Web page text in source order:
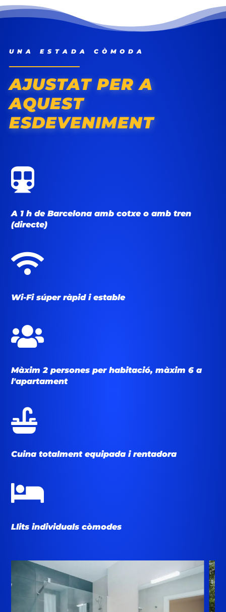
UNA ESTADA CÒMODA
AJUSTAT PER A
AQUEST
ESDEVENIMENT

A 1 h de Barcelona amb cotxe o amb tren
(directe)

Wi-Fi súper ràpid i estable

Màxim 2 persones per habitació, màxim 6 a
l'apartament

Cuina totalment equipada i rentadora

Llits individuals còmodes